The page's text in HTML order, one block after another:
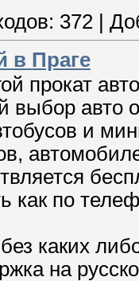
372
в Праге
прокат
выбор авто
и
по
каких
на